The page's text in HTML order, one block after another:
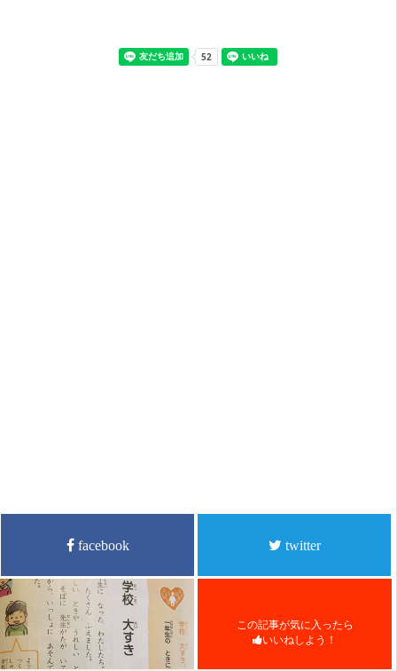
facebook twitter
この記事が気に入ったら
いいねしよう！